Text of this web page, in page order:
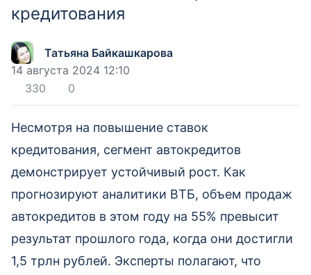
кредитования
Татьяна Байкашкарова
14 августа 2024 12:10
330
0
Несмотря на повышение ставок
кредитования, сегмент автокредитов
демонстрирует устойчивый рост. Как
прогнозируют аналитики ВТБ, объем продаж
автокредитов в этом году на 55% превысит
результат прошлого года, когда они достигли
1,5 трлн рублей. Эксперты полагают, что